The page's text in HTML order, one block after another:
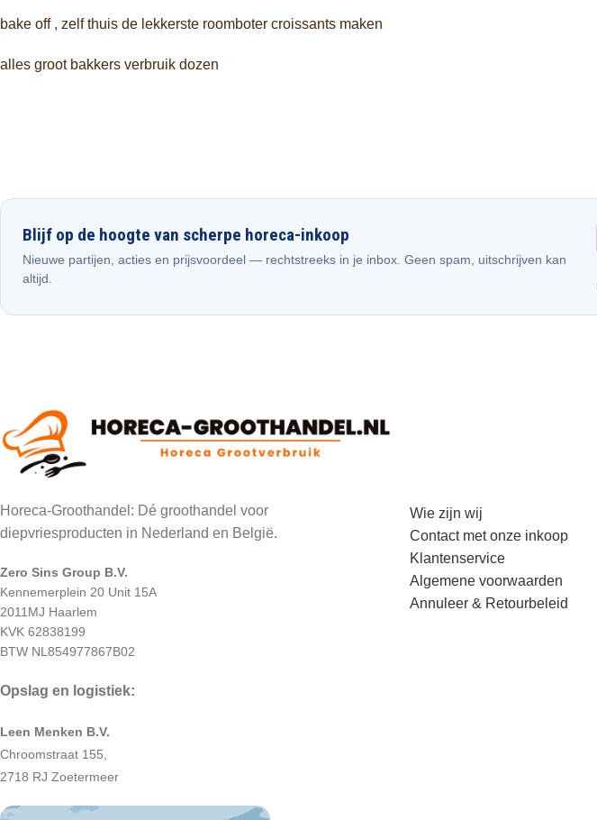
bake off , zelf thuis de lekkerste roomboter croissants maken
alles groot bakkers verbruik dozen
Blijf op de hoogte van scherpe horeca-inkoop
Nieuwe partijen, acties en prijsvoordeel — rechtstreeks in je inbox. Geen spam, uitschrijven kan
altijd.
Horeca-Groothandel: Dé groothandel voor
diepvriesproducten in Nederland en België.
Zero Sins Group B.V.
Kennemerplein 20 Unit 15A
2011MJ Haarlem
KVK 62838199
BTW NL854977867B02
Opslag en logistiek:
Leen Menken B.V.
Chroomstraat 155,
2718 RJ Zoetermeer
Wie zijn wij
Contact met onze inkoop
Klantenservice
Algemene voorwaarden
Annuleer & Retourbeleid